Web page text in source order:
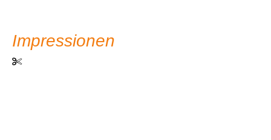
Impressionen